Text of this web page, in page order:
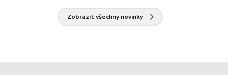
Zobrazit všechny novinky